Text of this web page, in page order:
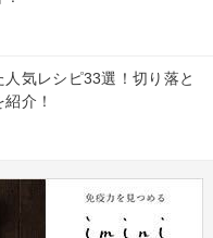
気レシピ33選！切り落と
介！